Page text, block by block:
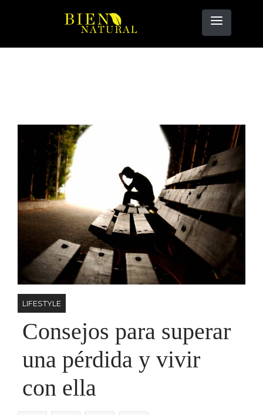
LIFESTYLE
Consejos para superar
una pérdida y vivir
con ella